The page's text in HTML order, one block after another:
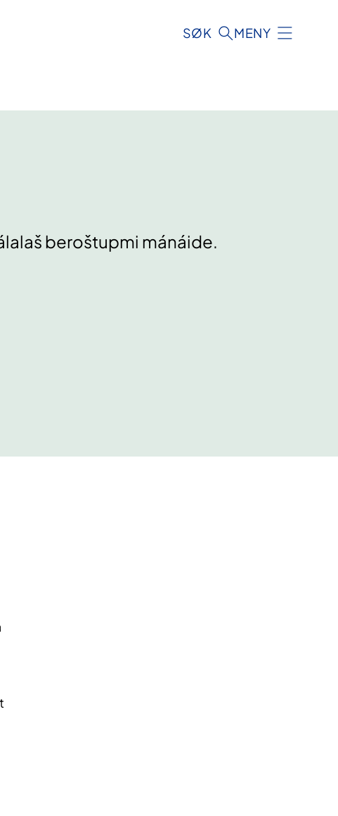
SØK MENY
beroštupmi mánáide.